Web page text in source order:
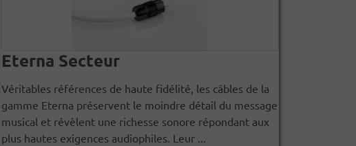
Eterna Secteur
Véritables références de haute fidélité, les câbles de la
gamme Eterna préservent le moindre détail du message
musical et révèlent une richesse sonore répondant aux
plus hautes exigences audiophiles. Leur ...